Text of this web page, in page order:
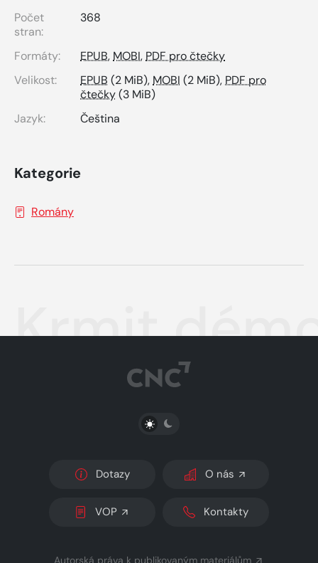
Počet
stran:
368
Formáty: EPUB,MOBI,PDF pro čtečky
Velikost:
EPUB (2 MiB),MOBI (2 MiB),PDF pro
čtečky(3 MiB)
Jazyk:
Čeština
Kategorie
Romány
Krmit
PŘEPNOUT SVĚTLÝ/TMAVÝ REŽIM
Dotazy O nás
VOP Kontakty